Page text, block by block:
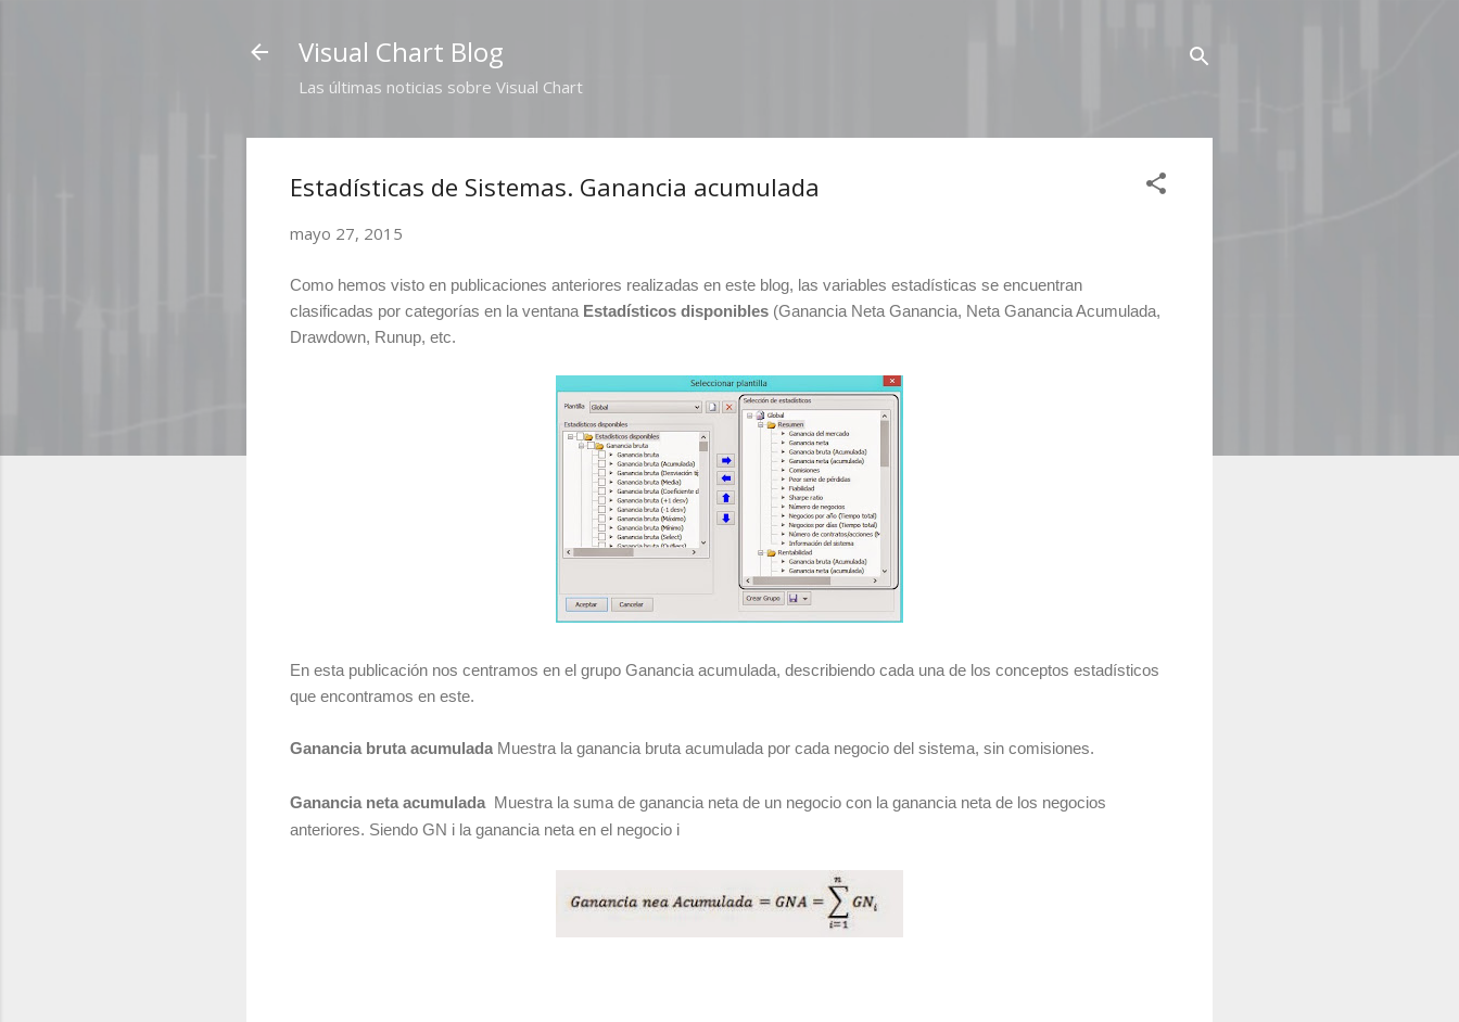
Visual Chart Blog
Las últimas noticias sobre Visual Chart
Estadísticas de Sistemas. Ganancia acumulada
mayo 27, 2015
Como hemos visto en publicaciones anteriores realizadas en este blog, las variables estadísticas se encuentran
clasificadas por categorías en la ventana Estadísticos disponibles (Ganancia Neta Ganancia, Neta Ganancia Acumulada,
Drawdown, Runup, etc.
En esta publicación nos centramos en el grupo Ganancia acumulada, describiendo cada una de los conceptos estadísticos
que encontramos en este.
Ganancia bruta acumulada Muestra la ganancia bruta acumulada por cada negocio del sistema, sin comisiones.
Ganancia neta acumulada Muestra la suma de ganancia neta de un negocio con la ganancia neta de los negocios
anteriores. Siendo GN i la ganancia neta en el negocio i